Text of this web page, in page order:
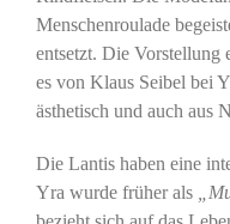
Menschenroulade
entsetzt. Die Vorstellung
es von Klaus Seibel bei
ästhetisch und auch aus
Die Lantis haben eine
Yra wurde früher als